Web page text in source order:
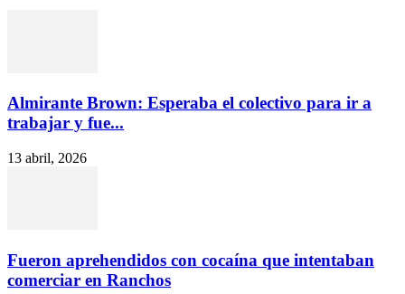
Almirante Brown: Esperaba el colectivo para ir a
trabajar y fue...
13 abril, 2026
Fueron aprehendidos con cocaína que intentaban
comerciar en Ranchos